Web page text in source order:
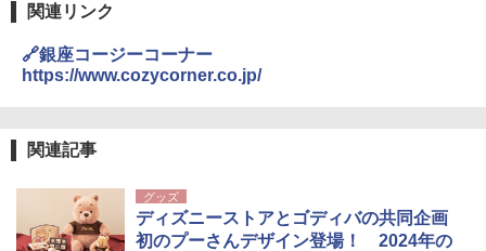
テント ワンタッチ RENEW 幅200 2-3人用 43
500002(88859)
ーティング フルクローズ メッシュ 3-4人用
簡単設置 ポップアップテント エクルベージ
ュ(BC仕様) PATC-150B(EB)
関の購入実績 登山・キャンプ・アウトドア・
防災用品 長期保存可能 緊急時用 日本国内発
送
ラソル ガーデン サイトシート付 折りたたみ
防水 UVカット 4段階高さ調整 軽量 収納袋付
き
関連リンク
🔗銀座コージーコーナー
https://www.cozycorner.co.jp/
関連記事
グッズ
ディズニーストアとゴディバの共同企画
初のプーさんデザイン登場！ 2024年の